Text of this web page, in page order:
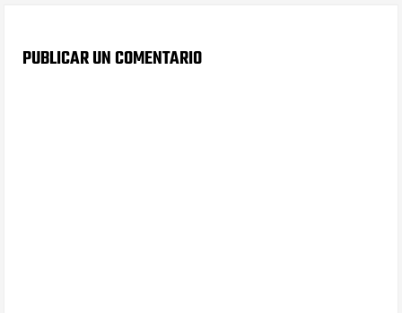
PUBLICAR UN COMENTARIO